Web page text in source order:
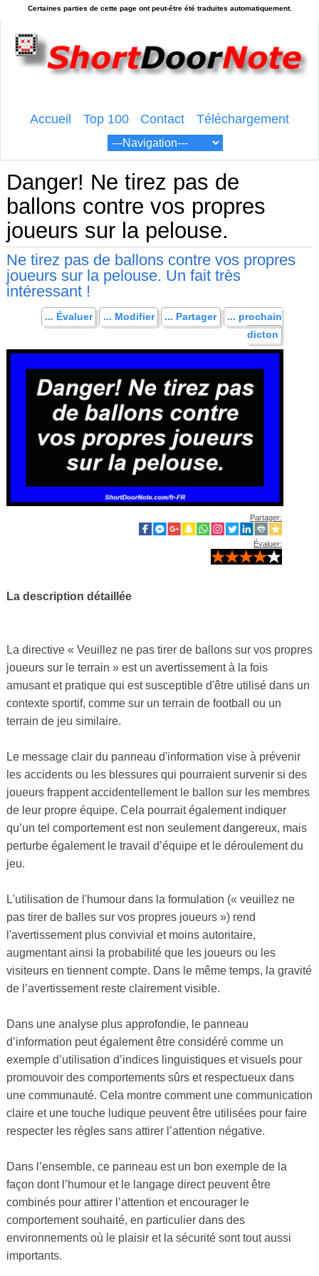
Accueil Top 100 Contact Téléchargement
Danger! Ne tirez pas de
ballons contre vos propres
joueurs sur la pelouse.
Ne tirez pas de ballons contre vos propres
joueurs sur la pelouse. Un fait très
intéressant !
... Évaluer ... Modifier ... Partager
... prochain
dicton
Partager:
Évaluer:
La description détaillée
La directive « Veuillez ne pas tirer de ballons sur vos propres
joueurs sur le terrain » est un avertissement à la fois
amusant et pratique qui est susceptible d'être utilisé dans un
contexte sportif, comme sur un terrain de football ou un
terrain de jeu similaire.
Le message clair du panneau d'information vise à prévenir
les accidents ou les blessures qui pourraient survenir si des
joueurs frappent accidentellement le ballon sur les membres
de leur propre équipe. Cela pourrait également indiquer
qu’un tel comportement est non seulement dangereux, mais
perturbe également le travail d’équipe et le déroulement du
jeu.
L'utilisation de l'humour dans la formulation (« veuillez ne
pas tirer de balles sur vos propres joueurs ») rend
l'avertissement plus convivial et moins autoritaire,
augmentant ainsi la probabilité que les joueurs ou les
visiteurs en tiennent compte. Dans le même temps, la gravité
de l’avertissement reste clairement visible.
Dans une analyse plus approfondie, le panneau
d’information peut également être considéré comme un
exemple d’utilisation d’indices linguistiques et visuels pour
promouvoir des comportements sûrs et respectueux dans
une communauté. Cela montre comment une communication
claire et une touche ludique peuvent être utilisées pour faire
respecter les règles sans attirer l’attention négative.
Dans l’ensemble, ce panneau est un bon exemple de la
façon dont l’humour et le langage direct peuvent être
combinés pour attirer l’attention et encourager le
comportement souhaité, en particulier dans des
environnements où le plaisir et la sécurité sont tout aussi
importants.